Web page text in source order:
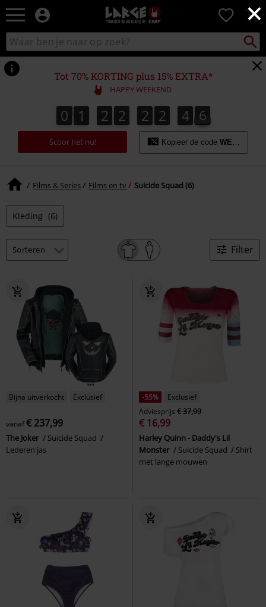
×
Large
–
Muziek-,
en
gaming-
merch
+
alternatieve
kleding
0
Zoek
in
catalogus
zoeken
Tot 70% KORTING plus 15% EXTRA*
HAPPY WEEKEND
0
0 1
1 2
2 2
2 2
2 2
2 4
4
4
4 6
7
6
Scoor het nu! Kopieer de code WEEKEND
Films & Series Films en tv Suicide Squad (6)
Kleding (6)
Filter
Bijna uitverkocht Exclusief
vanaf€ 237,99
The Joker
Suicide Squad
Lederen jas
-55%
Exclusief
Adviesprijs € 37,99
€ 16,99
Harley Quinn - Daddy's Lil
Monster
Suicide Squad
Shirt
met lange mouwen